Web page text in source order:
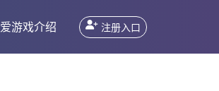
爱游戏介绍 注册入口